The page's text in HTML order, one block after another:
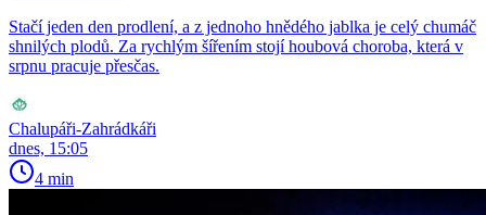
Stačí jeden den prodlení, a z jednoho hnědého jablka je celý chumáč
shnilých plodů. Za rychlým šířením stojí houbová choroba, která v
srpnu pracuje přesčas.
Chalupáři-Zahrádkáři
dnes, 15:05
4 min